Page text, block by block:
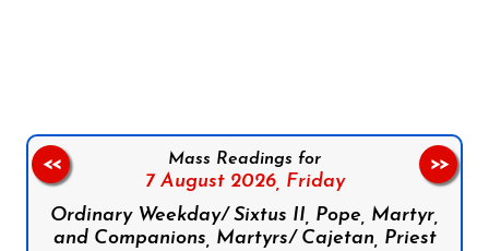
Mass Readings for
7 August 2026, Friday
Ordinary Weekday/ Sixtus II, Pope, Martyr,
and Companions, Martyrs/ Cajetan, Priest
<< >>